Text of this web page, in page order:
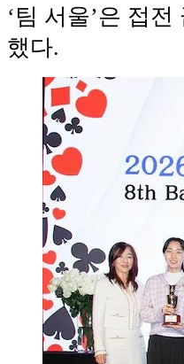
‘팀 서울’은 접
했다.